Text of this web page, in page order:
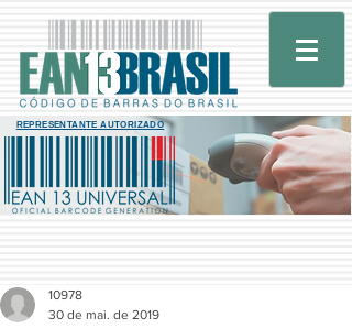
REPRESENTANTE AUTORIZADO
10978
30 de mai. de 2019